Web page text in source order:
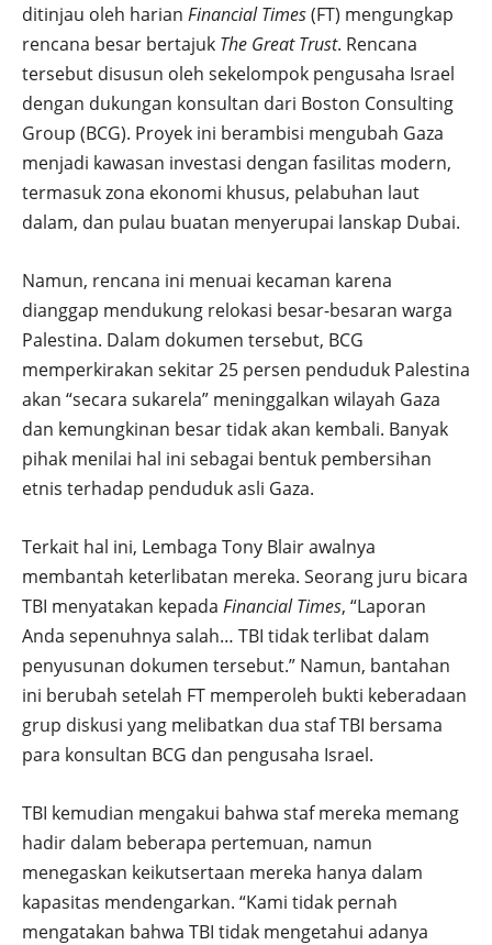
ditinjau oleh harian Financial Times(FT) mengungkap
rencana besar bertajuk The Great Trust. Rencana
tersebut disusun oleh sekelompok pengusaha Israel
dengan dukungan konsultan dari Boston Consulting
Group (BCG). Proyek ini berambisi mengubah Gaza
menjadi kawasan investasi dengan fasilitas modern,
termasuk zona ekonomi khusus, pelabuhan laut
dalam, dan pulau buatan menyerupai lanskap Dubai.
Namun, rencana ini menuai kecaman karena
dianggap mendukung relokasi besar-besaran warga
Palestina. Dalam dokumen tersebut, BCG
memperkirakan sekitar 25 persen penduduk Palestina
akan “secara sukarela” meninggalkan wilayah Gaza
dan kemungkinan besar tidak akan kembali. Banyak
pihak menilai hal ini sebagai bentuk pembersihan
etnis terhadap penduduk asli Gaza.
Terkait hal ini, Lembaga Tony Blair awalnya
membantah keterlibatan mereka. Seorang juru bicara
TBI menyatakan kepada Financial Times, “Laporan
Anda sepenuhnya salah… TBI tidak terlibat dalam
penyusunan dokumen tersebut.” Namun, bantahan
ini berubah setelah FT memperoleh bukti keberadaan
grup diskusi yang melibatkan dua staf TBI bersama
para konsultan BCG dan pengusaha Israel.
TBI kemudian mengakui bahwa staf mereka memang
hadir dalam beberapa pertemuan, namun
menegaskan keikutsertaan mereka hanya dalam
kapasitas mendengarkan. “Kami tidak pernah
mengatakan bahwa TBI tidak mengetahui adanya